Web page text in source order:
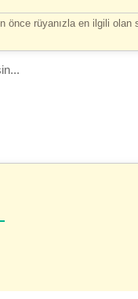
önce rüyanızla en ilgili